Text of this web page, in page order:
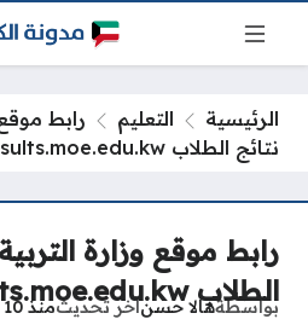
الرئيسية التعليم
رابط موقع
نتائج الطلاب results.moe.edu.kw
رابط موقع وزارة
الطلاب results.moe.edu.kw
بواسطةهالا حسنآخر تحديثمنذ 10 أشهر